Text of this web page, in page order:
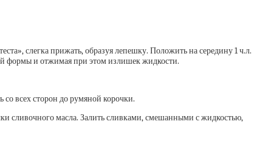
слегка прижать, образуя лепешку. Положить на середину 1 ч.л.
формы и отжимая при этом излишек жидкости.
всех сторон до румяной корочки.
сливочного масла. Залить сливками, смешанными с жидкостью,